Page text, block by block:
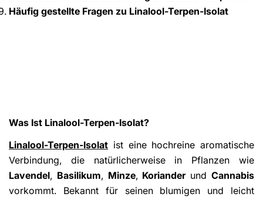
Häufig gestellte Fragen zu Linalool-Terpen-Isolat
Was Ist Linalool-Terpen-Isolat?
Linalool-Terpen-Isolat ist eine hochreine aromatische
Verbindung, die natürlicherweise in Pflanzen wie
Lavendel, Basilikum, Minze, KorianderundCannabis
vorkommt. Bekannt für seinen blumigen und leicht